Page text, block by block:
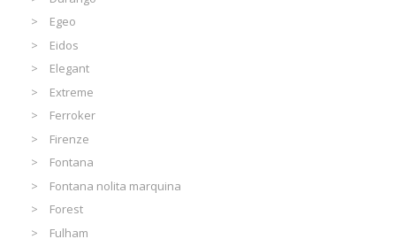
Egeo
Eidos
Elegant
Extreme
Ferroker
Firenze
Fontana
Fontana nolita marquina
Forest
Fulham